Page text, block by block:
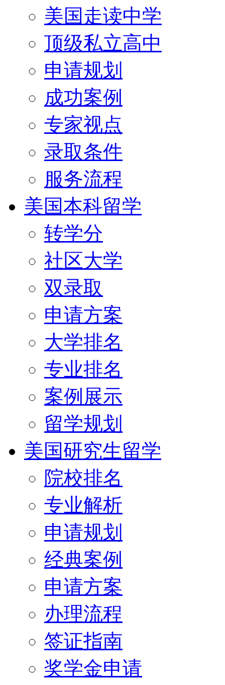
美国走读中学
顶级私立高中
申请规划
成功案例
专家视点
录取条件
服务流程
美国本科留学
转学分
社区大学
双录取
申请方案
大学排名
专业排名
案例展示
留学规划
美国研究生留学
院校排名
专业解析
申请规划
经典案例
申请方案
办理流程
签证指南
奖学金申请